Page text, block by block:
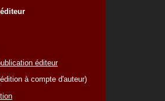
éditeur
à compte d'auteur)